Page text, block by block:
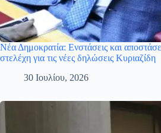
Νέα Δημοκρατία: Ενστάσεις και
στελέχη για τις νέες δηλώσεις Κυριαζίδη
30 Ιουλίου, 2026